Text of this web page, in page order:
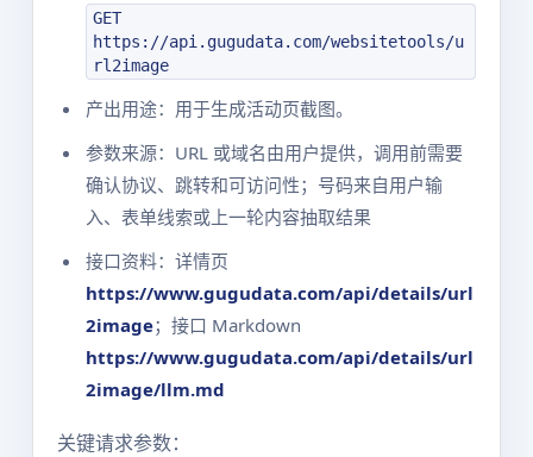
GET
https://api.gugudata.com/websitetools/u
rl2image
产出用途：用于生成活动页截图。
参数来源：URL 或域名由用户提供，调用前需要
确认协议、跳转和可访问性；号码来自用户输
入、表单线索或上一轮内容抽取结果
接口资料：详情页
https://www.gugudata.com/api/details/url
2image；接口 Markdown
https://www.gugudata.com/api/details/url
2image/llm.md
关键请求参数：